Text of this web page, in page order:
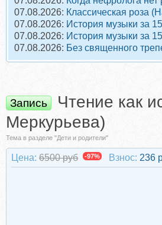
07.08.2026: Классическая роза
07.08.2026: История музыки за
07.08.2026: История музыки за
07.08.2026: Без священного
Запись
Чтение как
Меркурьева)
Тема в разделе "Дети и родители"
Цена: 6500 руб -97% Взнос: 236